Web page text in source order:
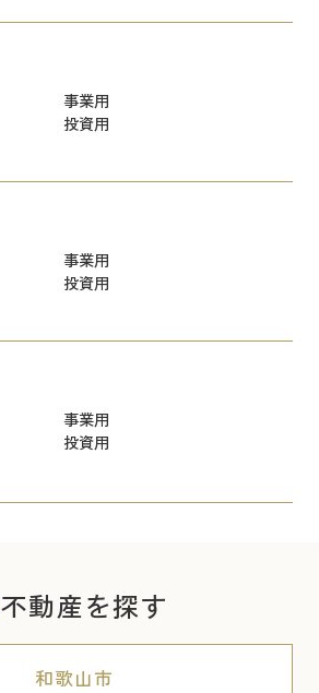
事業用
投資用
事業用
投資用
事業用
投資用
不動産を探す
和歌山市